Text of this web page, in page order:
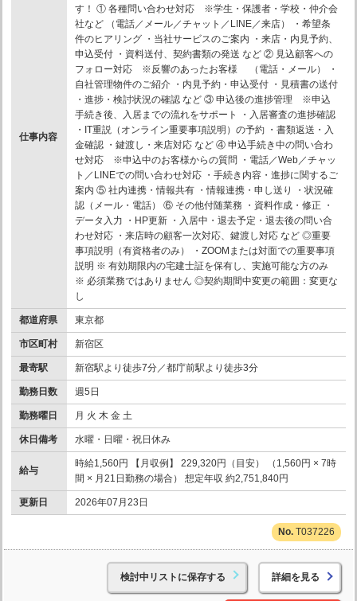
仕事内容
す！ ① 各種問い合わせ対応 ※学生・保護者・学校・仲介会
社など （電話／メール／チャット／LINE／来店） ・希望条
件のヒアリング ・当社サービスのご案内 ・来店・内見予約、
申込受付 ・資料送付、契約書類の発送 など ② 見込顧客への
フォロー対応 ※反響のあったお客様 （電話・メール） ・
自社管理物件のご紹介 ・内見予約・申込受付 ・見積書の送付
・進捗・検討状況の確認 など ③ 申込後の進捗管理 ※申込
手続き後、入居までの流れをサポート ・入居審査の進捗確認
・IT重説（オンライン重要事項説明）の予約 ・書類返送・入
金確認 ・鍵渡し・来店対応 など ④ 申込手続き中の問い合わ
せ対応 ※申込中のお客様からの質問 ・電話／Web／チャッ
ト／LINEでの問い合わせ対応 ・手続き内容・進捗に関するご
案内 ⑤ 社内連携・情報共有 ・情報連携・申し送り ・状況確
認（メール・電話） ⑥ その他付随業務 ・資料作成・修正 ・
データ入力 ・HP更新 ・入居中・退去予定・退去後の問い合
わせ対応 ・来店時の顧客一次対応、鍵渡し対応 など ◎重要
事項説明（有資格者のみ） ・ZOOMまたは対面での重要事項
説明 ※ 有効期限内の宅建士証を保有し、実施可能な方のみ
※ 必須業務ではありません ◎契約期間中変更の範囲：変更な
し
都道府県 東京都
市区町村 新宿区
最寄駅 新宿駅より徒歩7分／都庁前駅より徒歩3分
勤務日数 週5日
勤務曜日 月 火 木 金 土
休日備考 水曜・日曜・祝日休み
給与
時給1,560円 【月収例】 229,320円（目安） （1,560円 × 7時
間 × 月21日勤務の場合） 想定年収 約2,751,840円
更新日 2026年07月23日
T037226
検討中リストに保存する 詳細を見る